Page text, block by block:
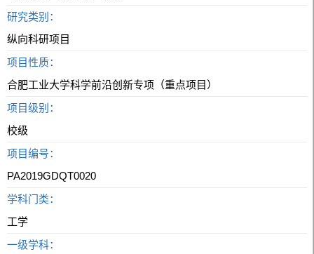
研究类别：
纵向科研项目
项目性质：
合肥工业大学科学前沿创新专项（重点项目）
项目级别：
校级
项目编号：
PA2019GDQT0020
学科门类：
工学
一级学科：